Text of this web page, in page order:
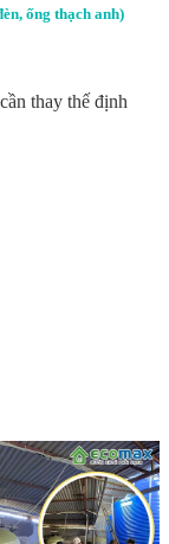
ống thạch anh)
thay thế định